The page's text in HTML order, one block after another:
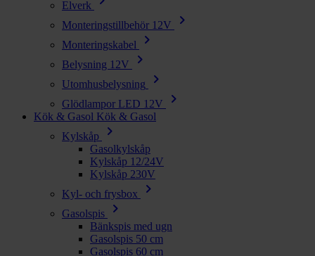
Elverk
Monteringstillbehör 12V chevron_right
Monteringskabel chevron_right
Belysning 12V chevron_right
Utomhusbelysning chevron_right
Glödlampor LED 12V chevron_right
Kök & Gasol Kök & Gasol
Kylskåp
chevron_right
Gasolkylskåp
Kylskåp 12/24V
Kylskåp 230V
Kyl- och frysbox
chevron_right
Gasolspis chevron_right
Bänkspis med ugn
Gasolspis 50 cm
Gasolspis 60 cm